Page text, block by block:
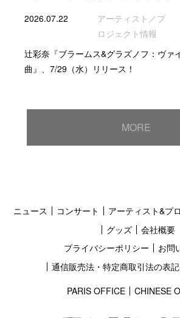
2026.07.22
アーティスト／プ
ロジェクト情報
辻彩奈『ブラームス&グラズノフ：ヴァ
曲』、7/29（水）リリース！
MORE
ニュース コンサート アーティスト&プ
グッズ
会社概要
プライバシーポリシー
お問
通信販売法・特定商取引法の表
PARIS OFFICE
CHINESE